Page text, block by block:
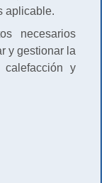
aplicable.
necesarios
y gestionar la
y